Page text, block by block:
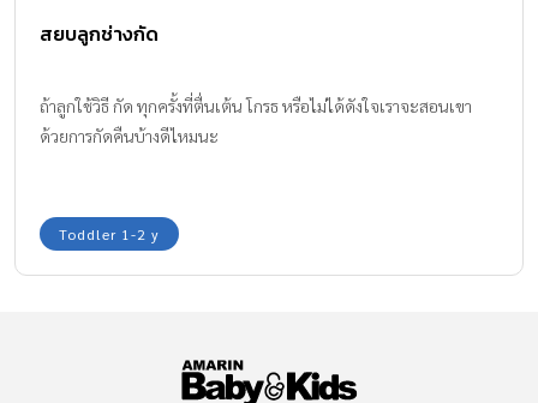
สยบลูกช่างกัด
ถ้าลูกใช้วิธี กัด ทุกครั้งที่ตื่นเต้น โกรธ หรือไม่ได้ดังใจเราจะสอนเขา
ด้วยการกัดคืนบ้างดีไหมนะ
Toddler 1-2 y